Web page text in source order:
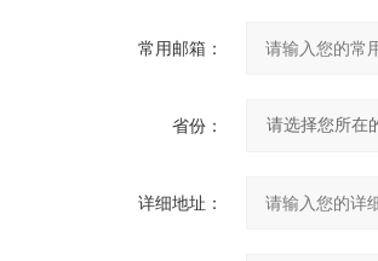
常用邮箱：
省份：
详细地址：